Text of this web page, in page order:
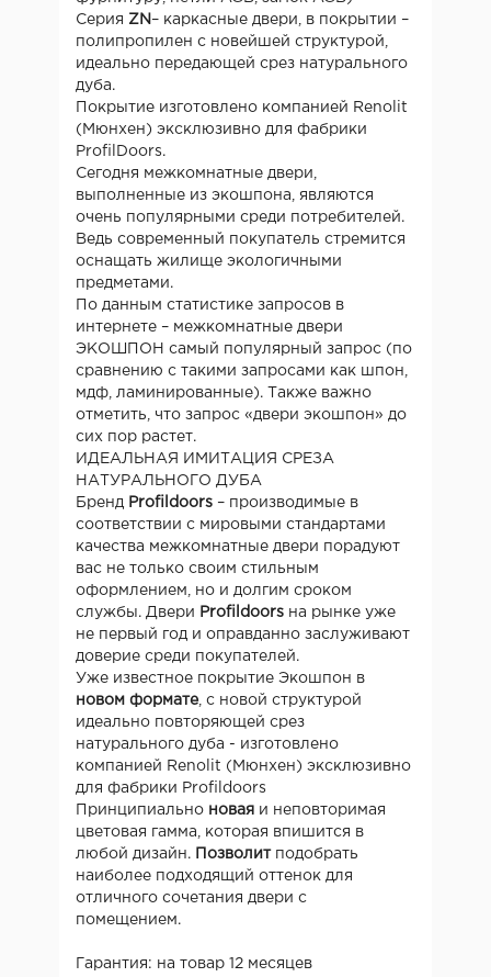
Серия ZN – каркасные двери, в покрытии –
полипропилен с новейшей структурой,
идеально передающей срез натурального
дуба.
Покрытие изготовлено компанией Renolit
(Мюнхен) эксклюзивно для фабрики
ProfilDoors.
Сегодня межкомнатные двери,
выполненные из экошпона, являются
очень популярными среди потребителей.
Ведь современный покупатель стремится
оснащать жилище экологичными
предметами.
По данным статистике запросов в
интернете – межкомнатные двери
ЭКОШПОН самый популярный запрос (по
сравнению с такими запросами как шпон,
мдф, ламинированные). Также важно
отметить, что запрос «двери экошпон» до
сих пор растет.
ИДЕАЛЬНАЯ ИМИТАЦИЯ СРЕЗА
НАТУРАЛЬНОГО ДУБА
Бренд
Profildoors – производимые в
соответствии с мировыми стандартами
качества межкомнатные двери порадуют
вас не только своим стильным
оформлением, но и долгим сроком
службы. Двери
Profildoors на рынке уже
не первый год и оправданно заслуживают
доверие среди покупателей.
Уже известное покрытие Экошпон в
новом формате, с новой структурой
идеально повторяющей срез
натурального дуба - изготовлено
компанией Renolit (Мюнхен) эксклюзивно
для фабрики Profildoors
Принципиально новая и неповторимая
цветовая гамма, которая впишится в
любой дизайн.
озволитподобрать
наиболее подходящий оттенок для
отличного сочетания двери с
помещением.
Гарантия: на товар 12 месяцев